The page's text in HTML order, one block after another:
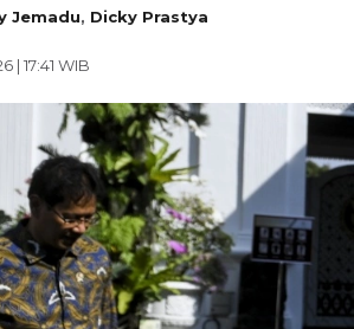
Jemadu, Dicky Prastya
| 17:41 WIB